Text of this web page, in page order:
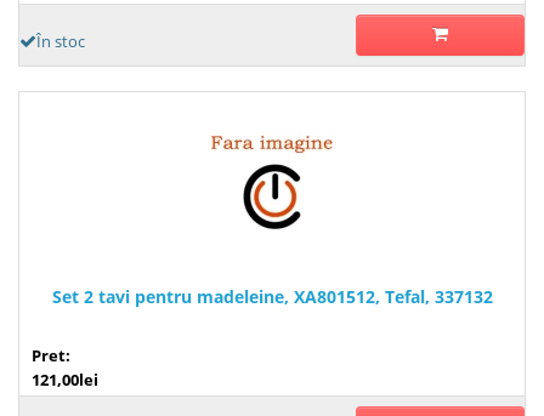
În stoc
Set 2 tavi pentru madeleine, XA801512, Tefal, 337132
Pret:
121,00lei